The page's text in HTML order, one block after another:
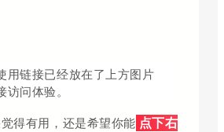
用链接已经放在了上方图片
问体验。
得有用，还是希望你能 点下右